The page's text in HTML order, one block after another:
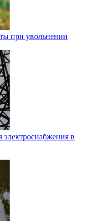
при увольнении
электроснабжения в